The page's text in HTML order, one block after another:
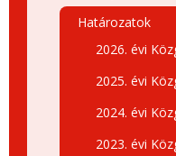
Határozatok
2026. évi
2025. évi
2024. évi
2023. évi